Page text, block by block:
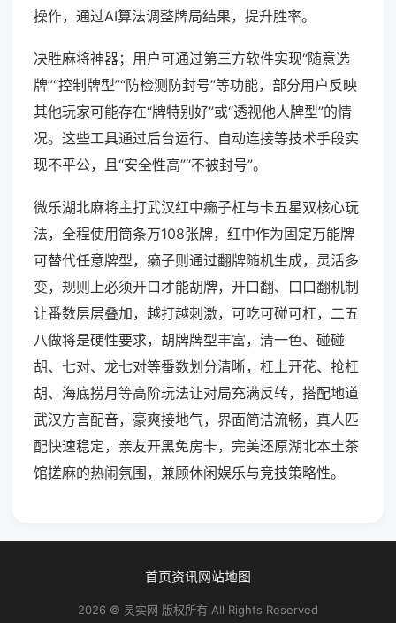
操作，通过AI算法调整牌局结果，提升胜率。
决胜麻将神器；用户可通过第三方软件实现“随意选
牌”“控制牌型”“防检测防封号”等功能，部分用户反映
其他玩家可能存在“牌特别好”或“透视他人牌型”的情
况。这些工具通过后台运行、自动连接等技术手段实
现不平公，且“安全性高”“不被封号”。
微乐湖北麻将主打武汉红中癞子杠与卡五星双核心玩
法，全程使用筒条万108张牌，红中作为固定万能牌
可替代任意牌型，癞子则通过翻牌随机生成，灵活多
变，规则上必须开口才能胡牌，开口翻、口口翻机制
让番数层层叠加，越打越刺激，可吃可碰可杠，二五
八做将是硬性要求，胡牌牌型丰富，清一色、碰碰
胡、七对、龙七对等番数划分清晰，杠上开花、抢杠
胡、海底捞月等高阶玩法让对局充满反转，搭配地道
武汉方言配音，豪爽接地气，界面简洁流畅，真人匹
配快速稳定，亲友开黑免房卡，完美还原湖北本土茶
馆搓麻的热闹氛围，兼顾休闲娱乐与竞技策略性。
首页资讯网站地图
2026 © 灵实网 版权所有 All Rights Reserved